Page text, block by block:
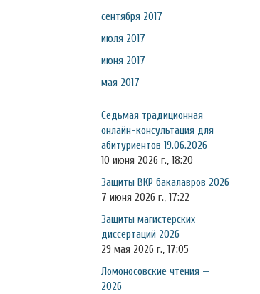
сентября 2017
июля 2017
июня 2017
мая 2017
Седьмая традиционная
онлайн-консультация для
абитуриентов 19.06.2026
10 июня 2026 г., 18:20
Защиты ВКР бакалавров 2026
7 июня 2026 г., 17:22
Защиты магистерских
диссертаций 2026
29 мая 2026 г., 17:05
Ломоносовские чтения —
2026